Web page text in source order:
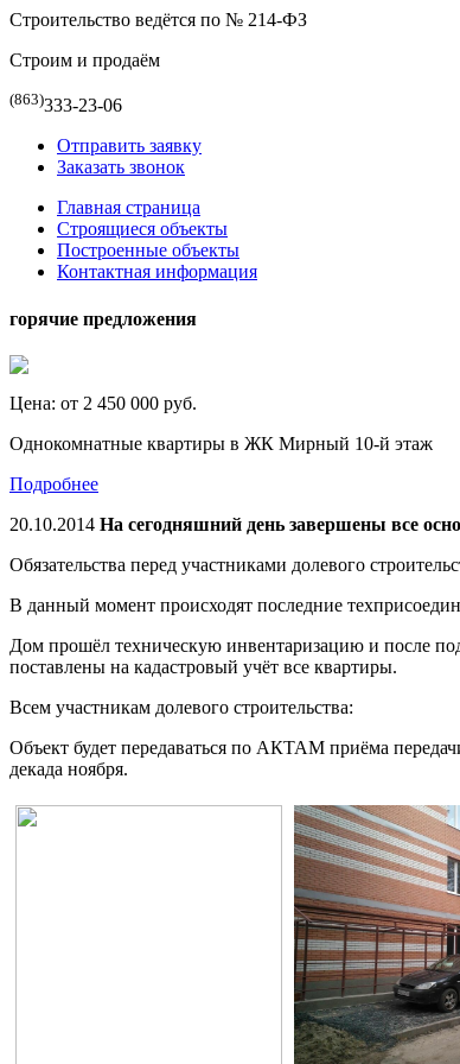
Строительство ведётся по № 214-ФЗ
Строим и продаём
(863)333-23-06
Отправить заявку
Заказать звонок
Главная страница
Строящиеся объекты
Построенные объекты
Контактная информация
горячие предложения
Цена: от 2 450 000 руб.
Однокомнатные квартиры в ЖК Мирный 10-й этаж
Подробнее
20.10.2014 На сегодняшний день завершены все
Обязательства перед участниками долевого
В данный момент происходят последние
Дом прошёл техническую инвентаризацию и после
поставлены на кадастровый учёт все квартиры.
Всем участникам долевого строительства:
Объект будет передаваться по АКТАМ приёма
декада ноября.